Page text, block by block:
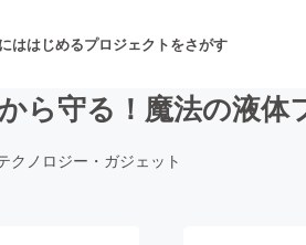
ははじめるプロジェクトをさがす
ら守る！魔法の液体
クノロジー・ガジェット